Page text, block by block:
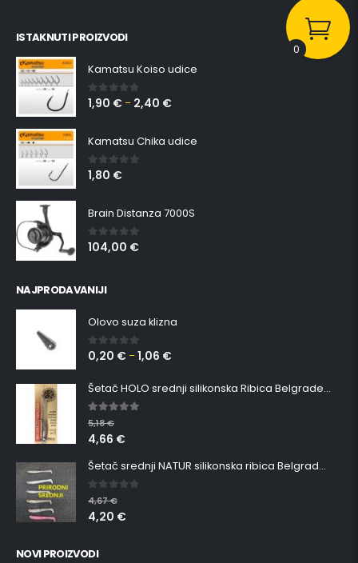
ISTAKNUTI PROIZVODI
Kamatsu Koiso udice
0 out of 5
1,90 € – 2,40 €
Kamatsu Chika udice
0 out of 5
1,80 €
Brain Distanza 7000S
0out of 5
104,00 €
NAJPRODAVANIJI
Olovo suza klizna
0 out of 5
0,20 € –1,06 €
Šetač HOLO srednji silikonska Ribica Belgrade Walker
5.00out of 5
5,18€
4,66 €
Šetač srednji NATUR silikonska ribica Belgrade Walker
0 out of 5
4,67€
4,20 €
NOVI PROIZVODI
0